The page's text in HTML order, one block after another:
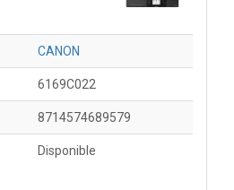
CANON
6169C022
8714574689579
Disponible